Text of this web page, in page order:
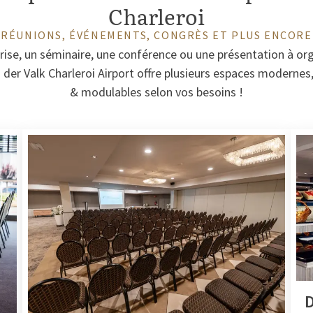
Charleroi
RÉUNIONS, ÉVÉNEMENTS, CONGRÈS ET PLUS ENCORE
un séminaire, une conférence ou une présentation à
der Valk Charleroi Airport offre plusieurs espaces
& modulables selon vos besoins !